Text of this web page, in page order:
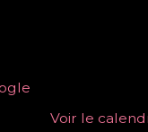
Voir le